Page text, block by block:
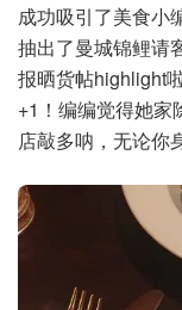
成功吸引了美食小
抽出了曼城锦鲤请
报晒货帖highlight
+1！编编觉得她家
店敲多呐，无论你